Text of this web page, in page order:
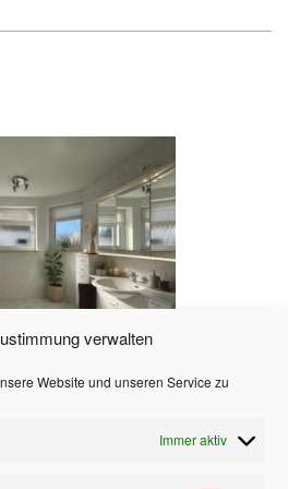
verwalten
Website und unseren Service zu
Immer aktiv
enthaltenen Angaben,